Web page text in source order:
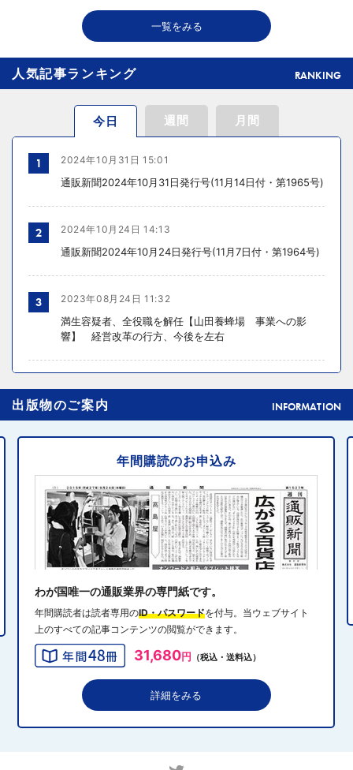
2026年08月06日 18:50
THE RICHが149の温浴施設で広告、都内29店舗で製品導入
一覧をみる
人気記事ランキング RANKING
今日 週間 月間
1 2024年10月31日 15:01
通販新聞2024年10月31日発行号(11月14日付・第1965号)
2 2024年10月24日 14:13
通販新聞2024年10月24日発行号(11月7日付・第1964号)
3 2023年08月24日 11:32
満生容疑者、全役職を解任【山田養蜂場 事業への影
響】 経営改革の行方、今後を左右
4
元ディノスの石川森生氏、ECのプロフェッショナルらの
共助型ネットワーク組織立ち上げ
2024年10月31日 14:10
消費者庁、美容液通販に特定商取引法違反で9カ月の業務
停止命令
2024年10月31日 14:32
り込み
2024年10月31日 13:40
QVCジャパンがゾゾと”コーデ対決”、”千葉愛”テーマにフ
8
出版物のご案内 INFORMATION
年間購読のお申込み
わが国唯一の通販業界の専門紙です。
年間購読者は読者専用のID・パスワードを付与。当ウェブサイト
上のすべての記事コンテンツの閲覧ができます。
31,680円 （税込・送料込）
詳細をみる